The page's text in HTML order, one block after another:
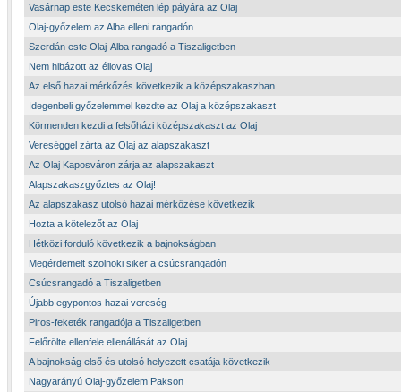
Vasárnap este Kecskeméten lép pályára az Olaj
Olaj-győzelem az Alba elleni rangadón
Szerdán este Olaj-Alba rangadó a Tiszaligetben
Nem hibázott az éllovas Olaj
Az első hazai mérkőzés következik a középszakaszban
Idegenbeli győzelemmel kezdte az Olaj a középszakaszt
Körmenden kezdi a felsőházi középszakaszt az Olaj
Vereséggel zárta az Olaj az alapszakaszt
Az Olaj Kaposváron zárja az alapszakaszt
Alapszakaszgyőztes az Olaj!
Az alapszakasz utolsó hazai mérkőzése következik
Hozta a kötelezőt az Olaj
Hétközi forduló következik a bajnokságban
Megérdemelt szolnoki siker a csúcsrangadón
Csúcsrangadó a Tiszaligetben
Újabb egypontos hazai vereség
Piros-feketék rangadója a Tiszaligetben
Felőrölte ellenfele ellenállását az Olaj
A bajnokság első és utolsó helyezett csatája következik
Nagyarányú Olaj-győzelem Pakson